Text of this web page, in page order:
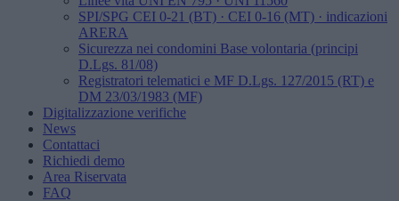
SPI/SPG CEI 0-21 (BT) · CEI 0-16 (MT) · indicazioni
ARERA
Sicurezza nei condomini Base volontaria (principi
D.Lgs. 81/08)
Registratori telematici e MF D.Lgs. 127/2015 (RT) e
DM 23/03/1983 (MF)
Digitalizzazione verifiche
News
Contattaci
Richiedi demo
Area Riservata
FAQ